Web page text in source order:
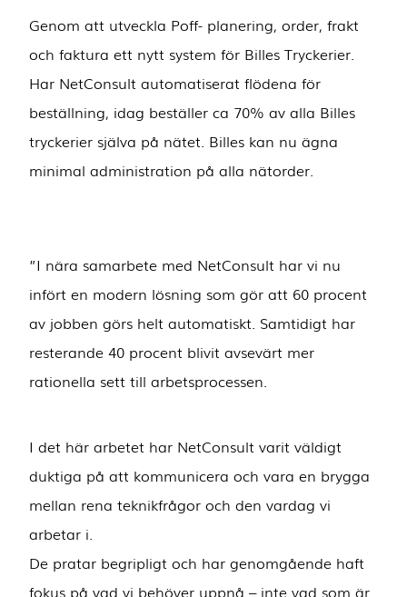
Genom att utveckla Poff- planering, order, frakt
och faktura ett nytt system för Billes Tryckerier.
Har NetConsult automatiserat flödena för
beställning, idag beställer ca 70% av alla Billes
tryckerier själva på nätet. Billes kan nu ägna
minimal administration på alla nätorder.
”I nära samarbete med NetConsult har vi nu
infört en modern lösning som gör att 60 procent
av jobben görs helt automatiskt. Samtidigt har
resterande 40 procent blivit avsevärt mer
rationella sett till arbetsprocessen.
I det här arbetet har NetConsult varit väldigt
duktiga på att kommunicera och vara en brygga
mellan rena teknikfrågor och den vardag vi
arbetar i.
De pratar begripligt och har genomgående haft
fokus på vad vi behöver uppnå – inte vad som är